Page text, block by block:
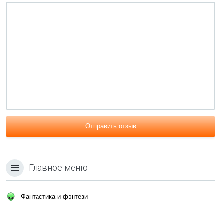
Отправить отзыв
Главное меню
Фантастика и фэнтези